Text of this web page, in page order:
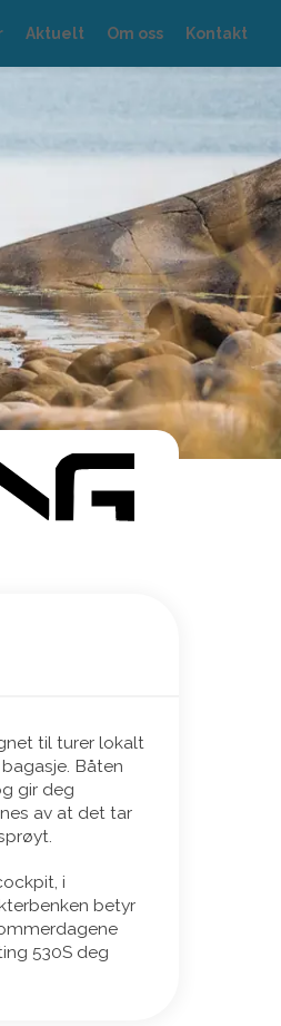
Aktuelt Om oss Kontakt
til turer lokalt
Båten
gir deg
av at det tar
i
betyr
530S deg